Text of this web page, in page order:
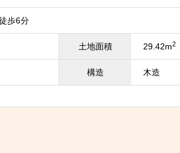
歩6分
土地面積 29.42m2
構造 木造